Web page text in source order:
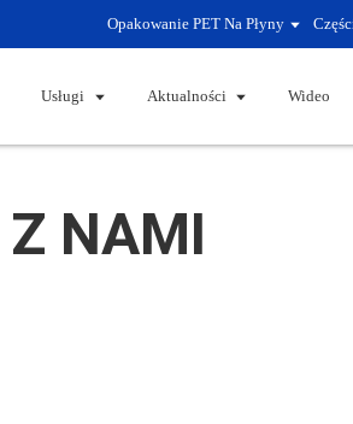
Opakowanie PET Na Płyny
Usługi Aktualności Wideo
NAMI